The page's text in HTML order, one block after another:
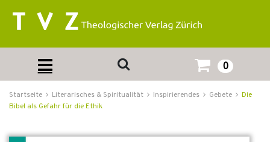
0
Startseite Literarisches & Spiritualität Inspirierendes Gebete
Die
Bibel als Gefahr für die Ethik